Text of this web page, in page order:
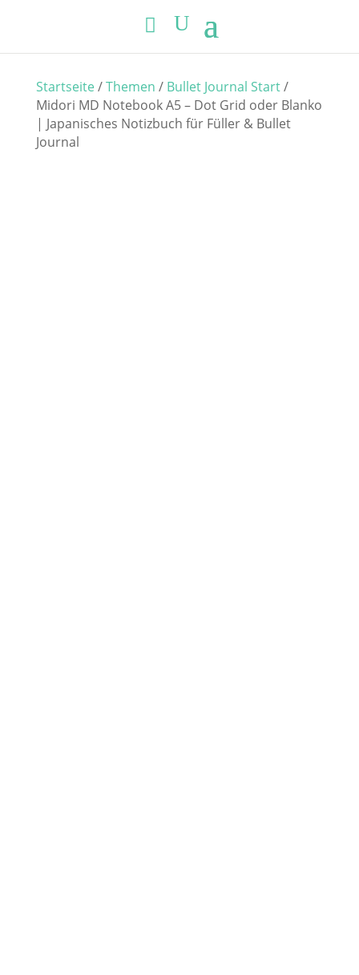
Startseite/Themen / Bullet Journal Start/
Midori MD Notebook A5 – Dot Grid oder Blanko
| Japanisches Notizbuch für Füller & Bullet
Journal